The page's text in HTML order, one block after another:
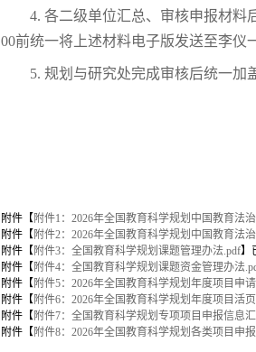
4. 各二级单位汇总、审核申报材料
00前统一将上述材料电子版发送至李仪
5. 规划与研究处完成审核后统一加
附件【附件1：2026年全国教育科学规划中国教育法
附件【附件2：2026年全国教育科学规划中国教育法
附件【附件3：全国教育科学规划课题管理办法.pdf】
附件【附件4：全国教育科学规划课题资金管理办法
附件【附件5：2026年全国教育科学规划年度项目申
附件【附件6：2026年全国教育科学规划年度项目活
附件【附件7：全国教育科学规划专项项目申报信息
附件【附件8：2026年全国教育科学规划各类项目申